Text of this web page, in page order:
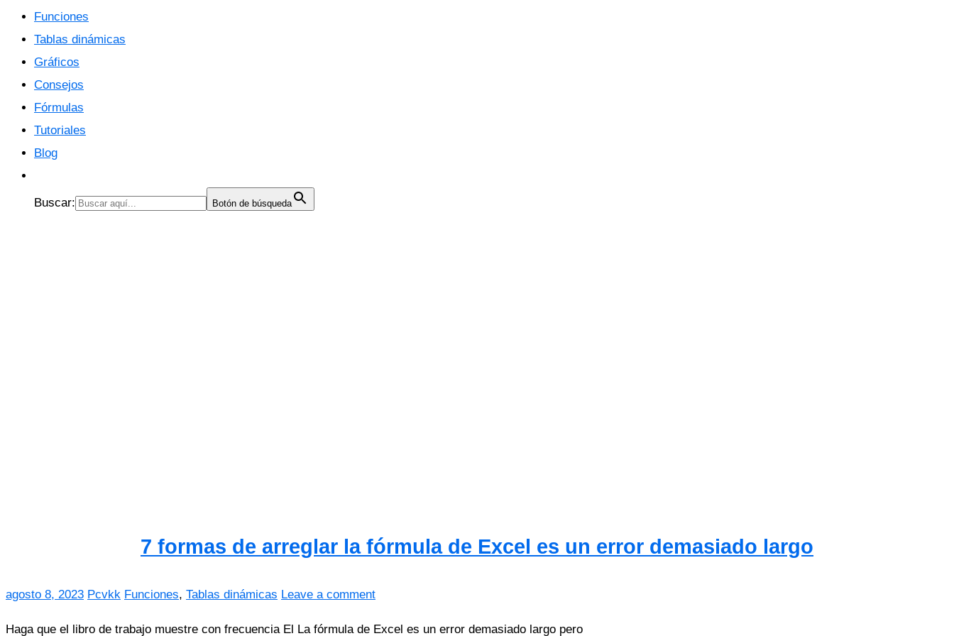
Funciones
Tablas dinámicas
Gráficos
Consejos
Fórmulas
Tutoriales
Blog
Buscar: Botón de búsqueda
7 formas de arreglar la fórmula de Excel es un error demasiado largo
agosto 8, 2023 Pcvkk Funciones, Tablas dinámicas Leave a comment
Haga que el libro de trabajo muestre con frecuencia El La fórmula de Excel es un error demasiado largo pero